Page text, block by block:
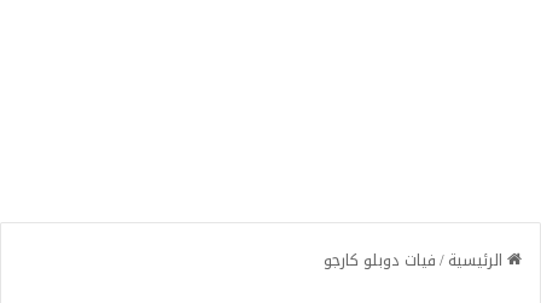
الرئيسية/فيات دوبلو كارجو